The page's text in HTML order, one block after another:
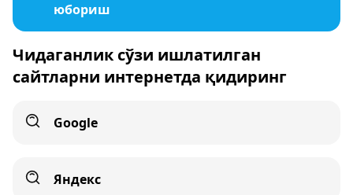
юбориш
Чидаганлик сўзи ишлатилган
сайтларни интернетда қидиринг
Google
Яндекс